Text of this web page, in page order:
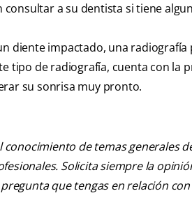
a su dentista si tiene
diente impactado, una
tipo de radiografía, cuenta con la
su sonrisa muy pronto.
de temas generales
Solicita siempre la
que tengas en relación